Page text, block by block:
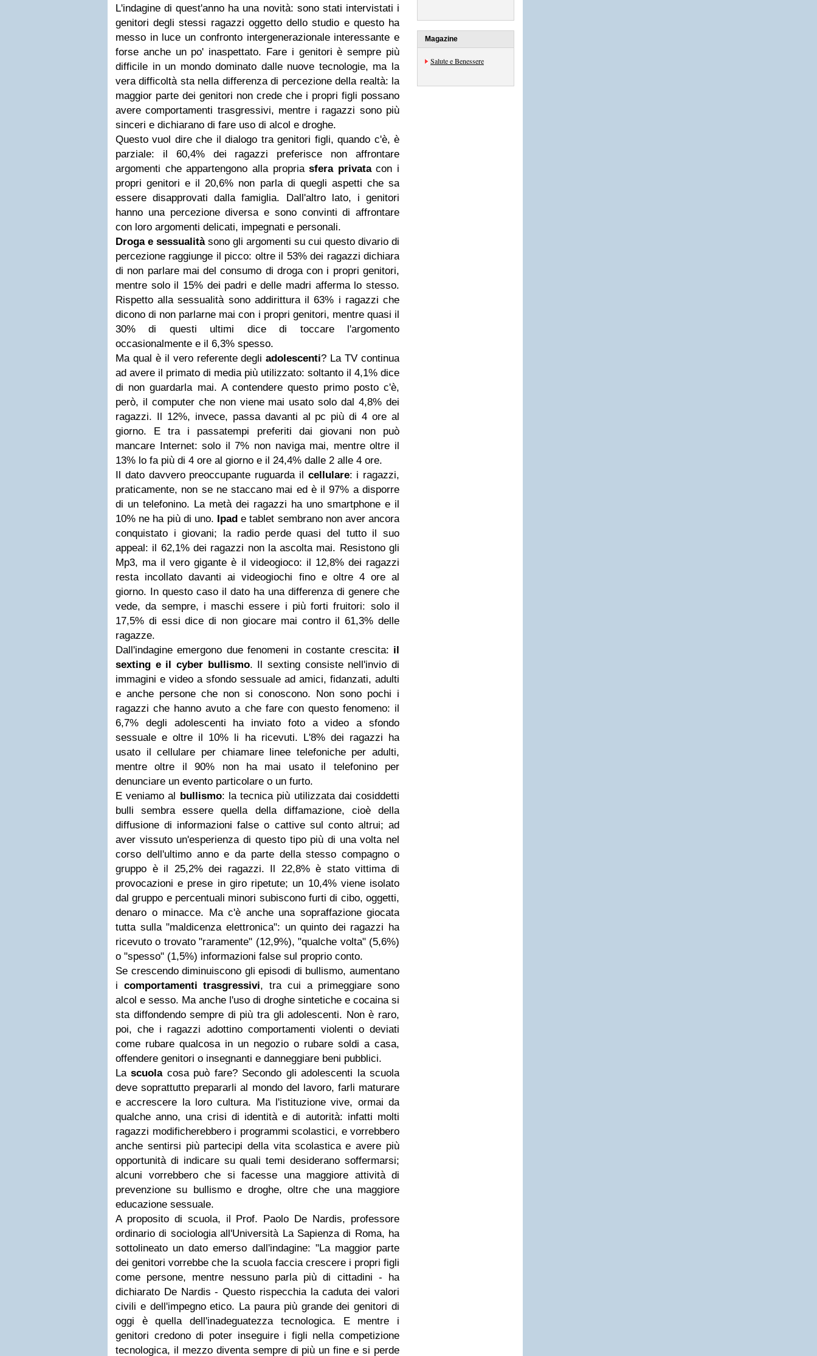
L'indagine di quest'anno ha una novità: sono stati intervistati i
genitori degli stessi ragazzi oggetto dello studio e questo ha
messo in luce un confronto intergenerazionale interessante e
forse anche un po' inaspettato. Fare i genitori è sempre più
difficile in un mondo dominato dalle nuove tecnologie, ma la
vera difficoltà sta nella differenza di percezione della realtà: la
maggior parte dei genitori non crede che i propri figli possano
avere comportamenti trasgressivi, mentre i ragazzi sono più
sinceri e dichiarano di fare uso di alcol e droghe.
Questo vuol dire che il dialogo tra genitori figli, quando c'è, è
parziale: il 60,4% dei ragazzi preferisce non affrontare
argomenti che appartengono alla propriasfera privatacon i
propri genitori e il 20,6% non parla di quegli aspetti che sa
essere disapprovati dalla famiglia. Dall'altro lato, i genitori
hanno una percezione diversa e sono convinti di affrontare
con loro argomenti delicati, impegnati e personali.
Droga e sessualitàsono gli argomenti su cui questo divario di
percezione raggiunge il picco: oltre il 53% dei ragazzi dichiara
di non parlare mai del consumo di droga con i propri genitori,
mentre solo il 15% dei padri e delle madri afferma lo stesso.
Rispetto alla sessualità sono addirittura il 63% i ragazzi che
dicono di non parlarne mai con i propri genitori, mentre quasi il
30% di questi ultimi dice di toccare l'argomento
occasionalmente e il 6,3% spesso.
Ma qual è il vero referente degliadolescenti? La TV continua
ad avere il primato di media più utilizzato: soltanto il 4,1% dice
di non guardarla mai. A contendere questo primo posto c'è,
però, il computer che non viene mai usato solo dal 4,8% dei
ragazzi. Il 12%, invece, passa davanti al pc più di 4 ore al
giorno. E tra i passatempi preferiti dai giovani non può
mancare Internet: solo il 7% non naviga mai, mentre oltre il
13% lo fa più di 4 ore al giorno e il 24,4% dalle 2 alle 4 ore.
Il dato davvero preoccupante ruguarda il cellulare: i ragazzi,
praticamente, non se ne staccano mai ed è il 97% a disporre
di un telefonino. La metà dei ragazzi ha uno smartphone e il
10% ne ha più di uno. Ipad e tablet sembrano non aver ancora
conquistato i giovani; la radio perde quasi del tutto il suo
appeal: il 62,1% dei ragazzi non la ascolta mai. Resistono gli
Mp3, ma il vero gigante è il videogioco: il 12,8% dei ragazzi
resta incollato davanti ai videogiochi fino e oltre 4 ore al
giorno. In questo caso il dato ha una differenza di genere che
vede, da sempre, i maschi essere i più forti fruitori: solo il
17,5% di essi dice di non giocare mai contro il 61,3% delle
ragazze.
Dall'indagine emergono due fenomeni in costante crescita: il
sexting e il cyber bullismo. Il sexting consiste nell'invio di
immagini e video a sfondo sessuale ad amici, fidanzati, adulti
e anche persone che non si conoscono. Non sono pochi i
ragazzi che hanno avuto a che fare con questo fenomeno: il
6,7% degli adolescenti ha inviato foto a video a sfondo
sessuale e oltre il 10% li ha ricevuti. L'8% dei ragazzi ha
usato il cellulare per chiamare linee telefoniche per adulti,
mentre oltre il 90% non ha mai usato il telefonino per
denunciare un evento particolare o un furto.
E veniamo al bullismo: la tecnica più utilizzata dai cosiddetti
bulli sembra essere quella della diffamazione, cioè della
diffusione di informazioni false o cattive sul conto altrui; ad
aver vissuto un'esperienza di questo tipo più di una volta nel
corso dell'ultimo anno e da parte della stesso compagno o
gruppo è il 25,2% dei ragazzi. Il 22,8% è stato vittima di
provocazioni e prese in giro ripetute; un 10,4% viene isolato
dal gruppo e percentuali minori subiscono furti di cibo, oggetti,
denaro o minacce. Ma c'è anche una sopraffazione giocata
tutta sulla "maldicenza elettronica": un quinto dei ragazzi ha
ricevuto o trovato "raramente" (12,9%), "qualche volta" (5,6%)
o "spesso" (1,5%) informazioni false sul proprio conto.
Se crescendo diminuiscono gli episodi di bullismo, aumentano
i comportamenti trasgressivi, tra cui a primeggiare sono
alcol e sesso. Ma anche l'uso di droghe sintetiche e cocaina si
sta diffondendo sempre di più tra gli adolescenti. Non è raro,
poi, che i ragazzi adottino comportamenti violenti o deviati
come rubare qualcosa in un negozio o rubare soldi a casa,
offendere genitori o insegnanti e danneggiare beni pubblici.
Lascuola cosa può fare? Secondo gli adolescenti la scuola
deve soprattutto prepararli al mondo del lavoro, farli maturare
e accrescere la loro cultura. Ma l'istituzione vive, ormai da
qualche anno, una crisi di identità e di autorità: infatti molti
ragazzi modificherebbero i programmi scolastici, e vorrebbero
anche sentirsi più partecipi della vita scolastica e avere più
opportunità di indicare su quali temi desiderano soffermarsi;
alcuni vorrebbero che si facesse una maggiore attività di
prevenzione su bullismo e droghe, oltre che una maggiore
educazione sessuale.
A proposito di scuola, il Prof. Paolo De Nardis, professore
ordinario di sociologia all'Università La Sapienza di Roma, ha
sottolineato un dato emerso dall'indagine: "La maggior parte
dei genitori vorrebbe che la scuola faccia crescere i propri figli
come persone, mentre nessuno parla più di cittadini - ha
dichiarato De Nardis - Questo rispecchia la caduta dei valori
civili e dell'impegno etico. La paura più grande dei genitori di
oggi è quella dell'inadeguatezza tecnologica. E mentre i
genitori credono di poter inseguire i figli nella competizione
tecnologica, il mezzo diventa sempre di più un fine e si perde
Magazine
Salute e Benessere